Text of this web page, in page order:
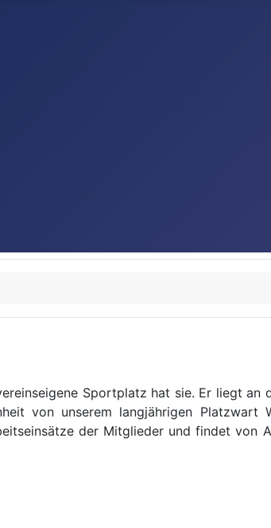
Sportplatz hat sie. Er liegt an
von unserem langjährigen
der Mitglieder und findet